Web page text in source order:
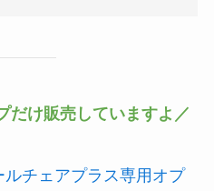
だけ販売していますよ／
チェアプラス専用オプ